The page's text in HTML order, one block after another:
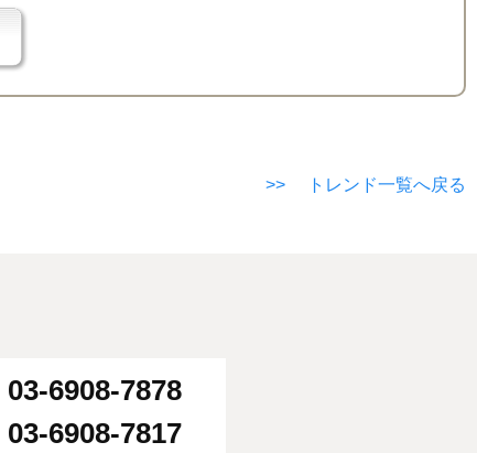
>> トレンド一覧へ戻る
03-6908-7878
03-6908-7817